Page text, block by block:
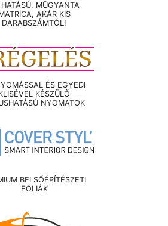
MŰGYANTA
AKÁR KIS
DARABSZÁMTÓL!
ÉS EGYEDI
KÉSZÜLŐ
NYOMATOK
BELSŐÉPÍTÉSZETI
FÓLIÁK